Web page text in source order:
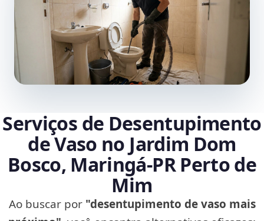
Serviços de Desentupimento
de Vaso no Jardim Dom
Bosco, Maringá‑PR Perto de
Mim
Ao buscar por "desentupimento de vaso mais